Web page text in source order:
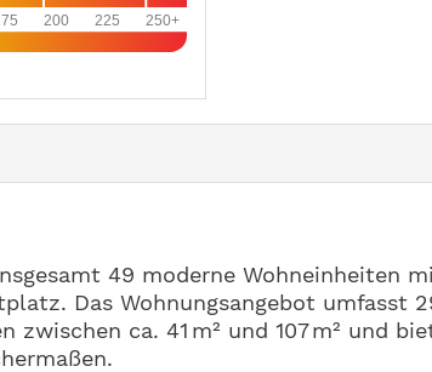
200 225 250+
49 moderne
Das Wohnungsangebot umfasst
zwischen ca. 41 m² und 107 m² und